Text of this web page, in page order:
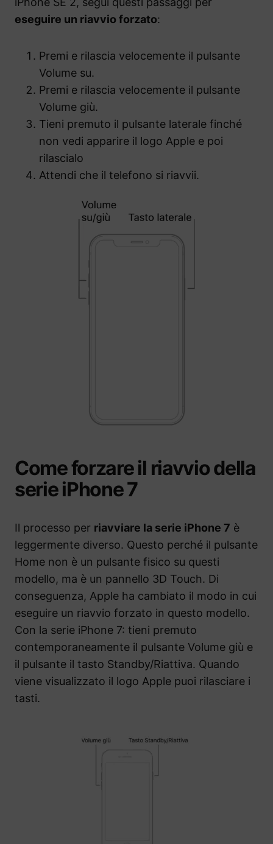
eseguire un riavvio forzato:
Premi e rilascia velocemente il pulsante
Volume su.
Premi e rilascia velocemente il pulsante
Volume giù.
Tieni premuto il pulsante laterale finché
non vedi apparire il logo Apple e poi
rilascialo
Attendi che il telefono si riavvii.
Come forzare il riavvio della
serie iPhone 7
Il processo per riavviare la serie iPhone 7 è
leggermente diverso. Questo perché il pulsante
Home non è un pulsante fisico su questi
modello, ma è un pannello 3D Touch. Di
conseguenza, Apple ha cambiato il modo in cui
eseguire un riavvio forzato in questo modello.
Con la serie iPhone 7: tieni premuto
contemporaneamente il pulsante Volume giù e
il pulsante il tasto Standby/Riattiva. Quando
viene visualizzato il logo Apple puoi rilasciare i
tasti.